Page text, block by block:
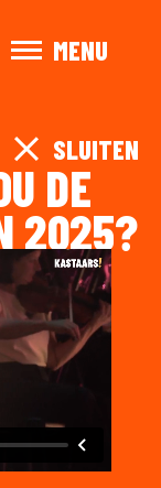
MENU
SLUITEN
DE
2025?